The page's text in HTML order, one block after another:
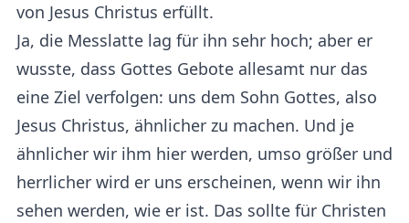
von Jesus Christus erfüllt.
Ja, die Messlatte lag für ihn sehr hoch; aber er
wusste, dass Gottes Gebote allesamt nur das
eine Ziel verfolgen: uns dem Sohn Gottes, also
Jesus Christus, ähnlicher zu machen. Und je
ähnlicher wir ihm hier werden, umso größer und
herrlicher wird er uns erscheinen, wenn wir ihn
sehen werden, wie er ist. Das sollte für Christen